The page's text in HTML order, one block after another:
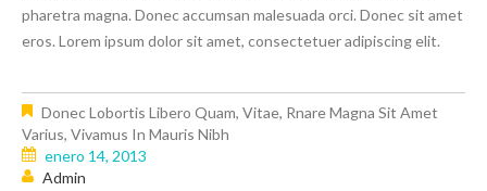
pharetra magna. Donec accumsan malesuada orci. Donec sit amet
eros. Lorem ipsum dolor sit amet, consectetuer adipiscing elit.
Donec Lobortis Libero Quam, Vitae, Rnare Magna Sit Amet
Varius, Vivamus In Mauris Nibh
enero 14, 2013
Admin